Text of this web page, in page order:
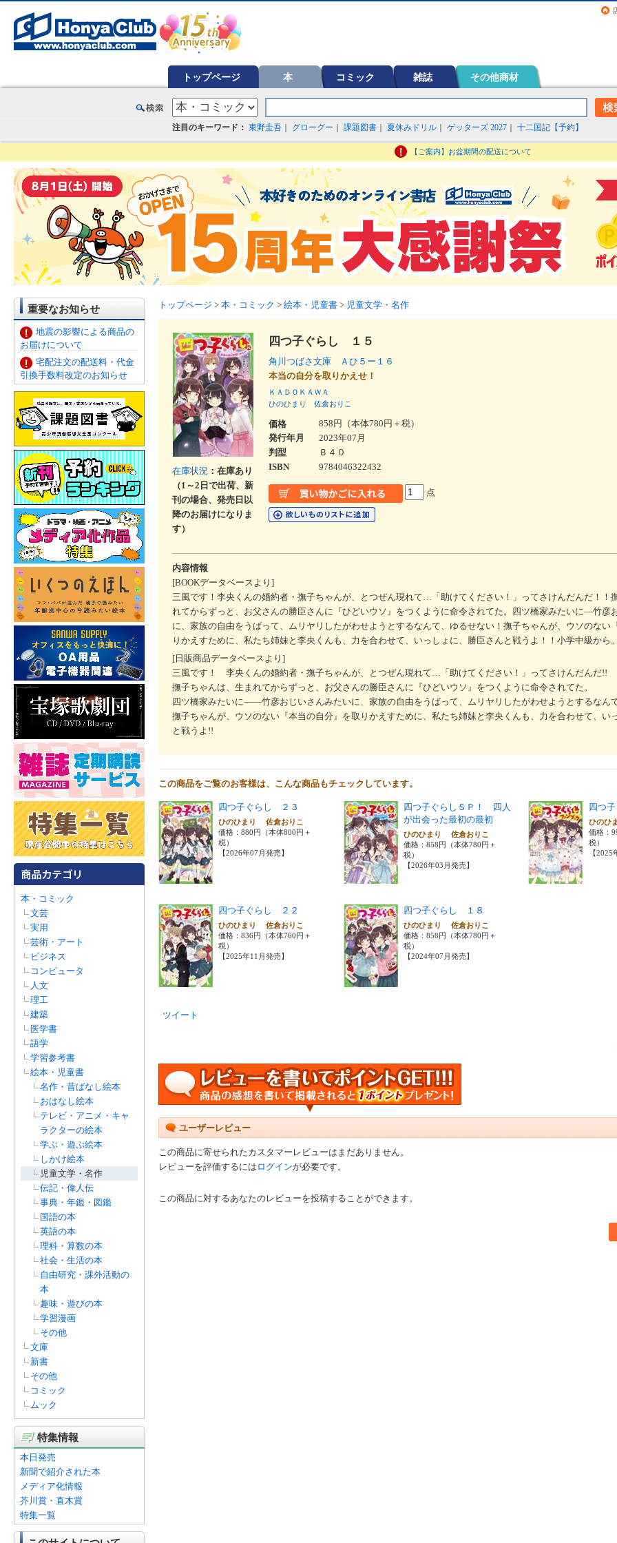
トップページ 本 コミック 雑誌 その他商材
注目のキーワード： 東野圭吾 グローグー 課題図書 夏休みドリル ゲッターズ 2027 十二国記【予約】
【ご案内】お盆期間の配送について
重要なお知らせ
地震の影響による商品の
お届けについて
宅配注文の配送料・代金
引換手数料改定のお知らせ
本・コミック
文芸
実用
芸術・アート
ビジネス
コンピュータ
人文
理工
建築
医学書
語学
学習参考書
絵本・児童書
名作・昔ばなし絵本
おはなし絵本
テレビ・アニメ・キャ
ラクターの絵本
学ぶ・遊ぶ絵本
しかけ絵本
児童文学・名作
伝記・偉人伝
事典・年鑑・図鑑
国語の本
英語の本
理科・算数の本
社会・生活の本
自由研究・課外活動の
本
趣味・遊びの本
学習漫画
その他
文庫
新書
その他
コミック
ムック
特集情報
本日発売
新聞で紹介された本
メディア化情報
芥川賞・直木賞
特集一覧
トップページ > 本・コミック > 絵本・児童書 > 児童文学・名作
在庫状況 ：在庫あり
（1～2日で出荷、新
刊の場合、発売日以
降のお届けになりま
す）
四つ子ぐらし １５
角川つばさ文庫 Ａひ５ー１６
本当の自分を取りかえせ！
ＫＡＤＯＫＡＷＡ
ひのひまり
佐倉おりこ
価格
858円（本体780円＋税）
発行年月
2023年07月
判型
Ｂ４０
ISBN
9784046322432
点
内容情報
[BOOKデータベースより]
三風です！李央くんの婚約者・撫子ちゃんが、とつぜん現れて…「助けてください！」ってさけんだんだ！！
れてからずっと、お父さんの勝臣さんに『ひどいウソ』をつくように命令されてた。四ツ橋家みたいに―竹彦
に、家族の自由をうばって、ムリヤリしたがわせようとするなんて、ゆるせない！撫子ちゃんが、ウソのない
りかえすために、私たち姉妹と李央くんも、力を合わせて、いっしょに、勝臣さんと戦うよ！！小学中級から。
[日販商品データベースより]
三風です！ 李央くんの婚約者・撫子ちゃんが、とつぜん現れて…「助けてください！」ってさけんだんだ!!
撫子ちゃんは、生まれてからずっと、お父さんの勝臣さんに『ひどいウソ』をつくように命令されてた。
四ツ橋家みたいに――竹彦おじいさんみたいに、家族の自由をうばって、ムリヤリしたがわせようとするなん
撫子ちゃんが、ウソのない『本当の自分』を取りかえすために、私たち姉妹と李央くんも、力を合わせて、い
と戦うよ!!
この商品をご覧のお客様は、こんな商品もチェックしています。
四つ子ぐらし ２３
ひのひまり 佐倉おりこ
価格：880円（本体800円＋
税）
【2026年07月発売】
四つ子ぐらしＳＰ！ 四人
が出会った最初の最初
ひのひまり 佐倉おりこ
価格：858円（本体780円＋
税）
【2026年03月発売】
四つ
ひのひ
価格：
税）
【2025
四つ子ぐらし ２２
ひのひまり 佐倉おりこ
価格：836円（本体760円＋
税）
【2025年11月発売】
四つ子ぐらし １８
ひのひまり 佐倉おりこ
価格：858円（本体780円＋
税）
【2024年07月発売】
ツイート
ユーザーレビュー
この商品に寄せられたカスタマーレビューはまだありません。
レビューを評価するには ログインが必要です。
この商品に対するあなたのレビューを投稿することができます。